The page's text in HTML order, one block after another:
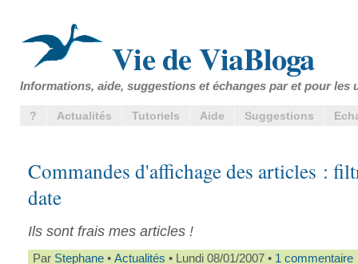
Vie de ViaBloga
Informations, aide, suggestions et échanges par et pour les
? Actualités Tutoriels Aide Suggestions
Commandes d'affichage des articles :
date
Ils sont frais mes articles !
Par Stephane • Actualités • Lundi 08/01/2007 • 1 commentaire